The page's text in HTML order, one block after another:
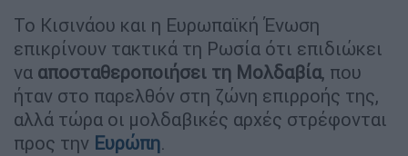
Το Κισινάου και η Ευρωπαϊκή Ένωση
επικρίνουν τακτικά τη Ρωσία ότι επιδιώκει
να αποσταθεροποιήσει τη Μολδαβία, που
ήταν στο παρελθόν στη ζώνη επιρροής της,
αλλά τώρα οι μολδαβικές αρχές στρέφονται
προς την Ευρώπη.